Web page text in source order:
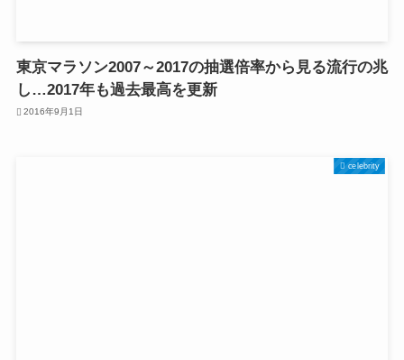
東京マラソン2007～2017の抽選倍率から見る流行の兆
し…2017年も過去最高を更新
2016年9月1日
celebrity